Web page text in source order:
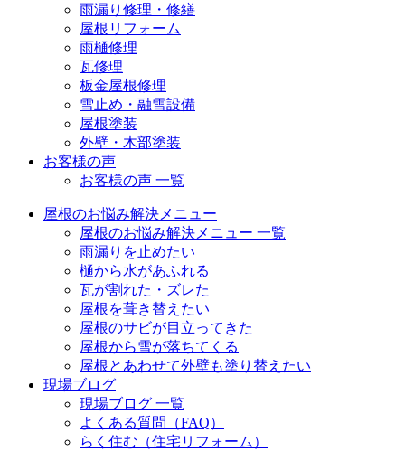
雨漏り修理・修繕
屋根リフォーム
雨樋修理
瓦修理
板金屋根修理
雪止め・融雪設備
屋根塗装
外壁・木部塗装
お客様の声
お客様の声 一覧
屋根のお悩み解決メニュー
屋根のお悩み解決メニュー 一覧
雨漏りを止めたい
樋から水があふれる
瓦が割れた・ズレた
屋根を葺き替えたい
屋根のサビが目立ってきた
屋根から雪が落ちてくる
屋根とあわせて外壁も塗り替えたい
現場ブログ
現場ブログ 一覧
よくある質問（FAQ）
らく住む（住宅リフォーム）